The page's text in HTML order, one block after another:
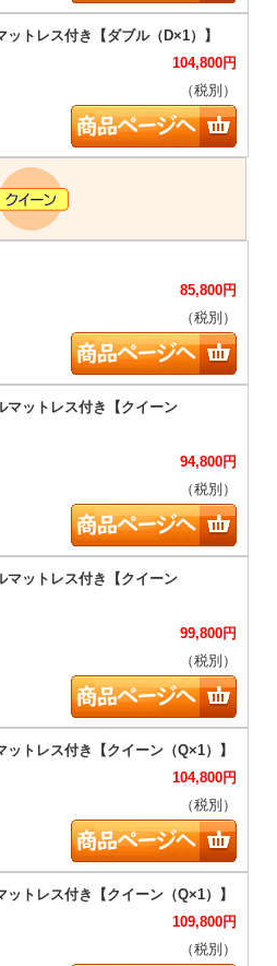
104,800円
（税別）
85,800円
（税別）
94,800円
（税別）
99,800円
（税別）
104,800円
（税別）
109,800円
（税別）